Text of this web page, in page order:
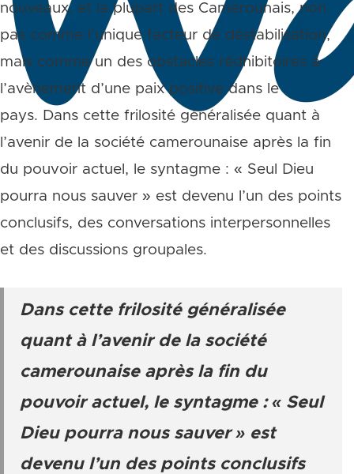
nouveaux, et la plupart des Camerounais, non
pas comme l’unique facteur de déstabilisation,
mais comme un des obstacles rédhibitoires à
l’avènement d’une paix positive dans le
pays. Dans cette frilosité généralisée quant à
l’avenir de la société camerounaise après la fin
du pouvoir actuel, le syntagme : « Seul Dieu
pourra nous sauver » est devenu l’un des points
conclusifs, des conversations interpersonnelles
et des discussions groupales.
Dans cette frilosité généralisée
quant à l’avenir de la société
camerounaise après la fin du
pouvoir actuel, le syntagme : « Seul
Dieu pourra nous sauver » est
devenu l’un des points conclusifs